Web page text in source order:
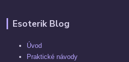
Esoterik Blog
Úvod
Praktické návody